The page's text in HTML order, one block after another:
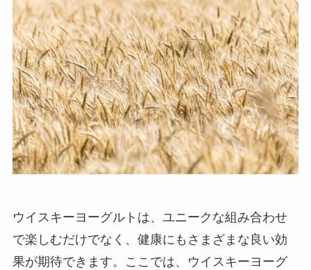
ウイスキーヨーグルトは、ユニークな組み合わせ
で楽しむだけでなく、健康にもさまざまな良い効
果が期待できます。ここでは、ウイスキーヨーグ